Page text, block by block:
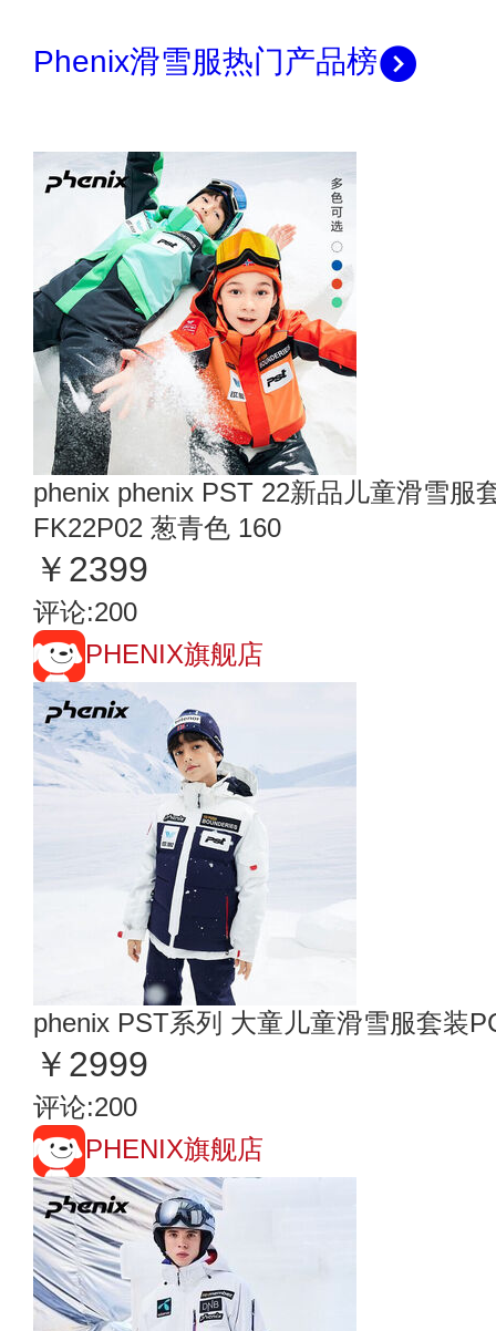
Phenix滑雪服热门产品榜
phenix phenix PST 22新品儿童滑雪服
FK22P02 葱青色 160
￥2399
评论:200
PHENIX旗舰店
phenix PST系列 大童儿童滑雪服套装
￥2999
评论:200
PHENIX旗舰店